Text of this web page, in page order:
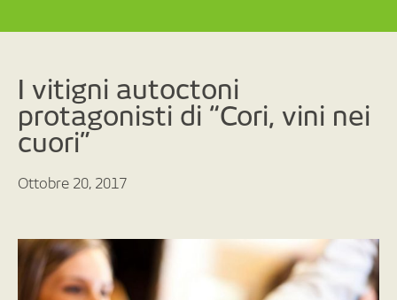
I vitigni autoctoni
protagonisti di “Cori, vini nei
cuori”
Ottobre 20, 2017